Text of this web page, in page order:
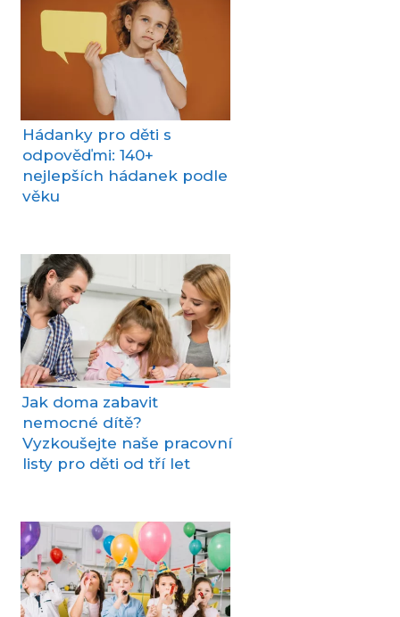
Hádanky pro děti s
odpověďmi: 140+
nejlepších hádanek podle
věku
Jak doma zabavit
nemocné dítě?
Vyzkoušejte naše pracovní
listy pro děti od tří let